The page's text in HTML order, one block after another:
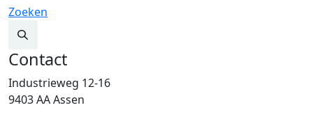
Zoeken
Contact
Industrieweg 12-16
9403 AA Assen